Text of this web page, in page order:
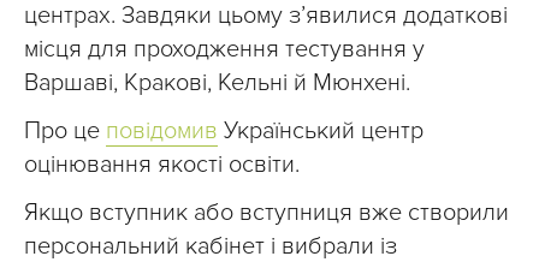
центрах. Завдяки цьому з’явилися додаткові
місця для проходження тестування у
Варшаві, Кракові, Кельні й Мюнхені.
Про це повідомив Український центр
оцінювання якості освіти.
Якщо вступник або вступниця вже створили
персональний кабінет і вибрали із